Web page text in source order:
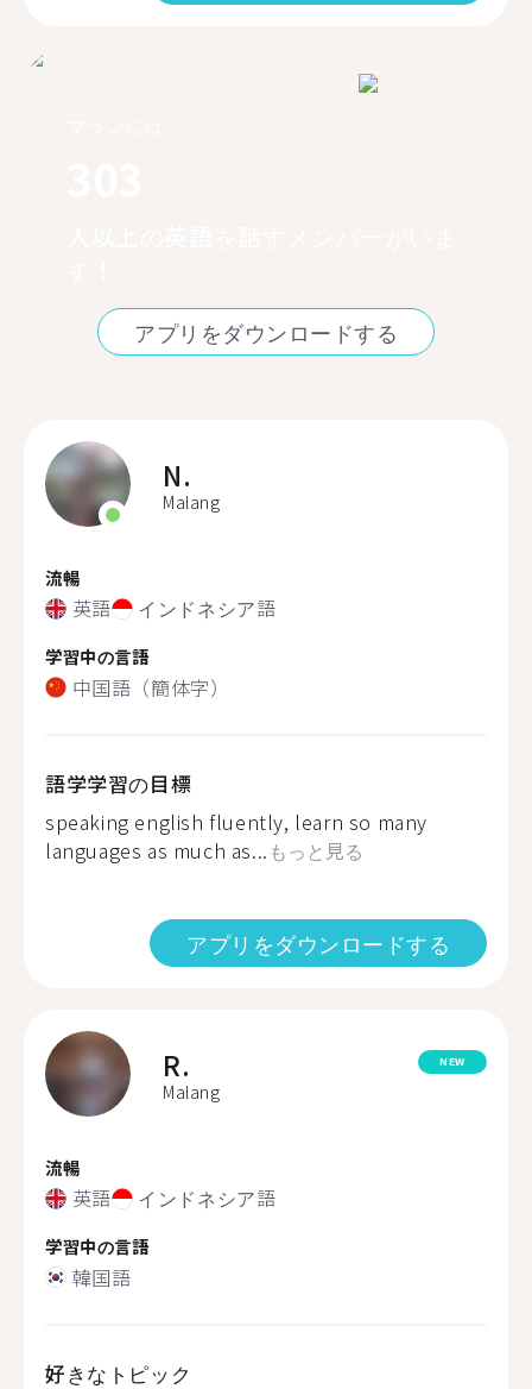
アプリをダウンロードする
N.
Malang
流暢
英語 インドネシア語
学習中の言語
中国語（簡体字）
語学学習の目標
speaking english fluently, learn so many
languages as much as... もっと見る
アプリをダウンロードする
R.
Malang
NEW
流暢
英語 インドネシア語
学習中の言語
韓国語
好きなトピック